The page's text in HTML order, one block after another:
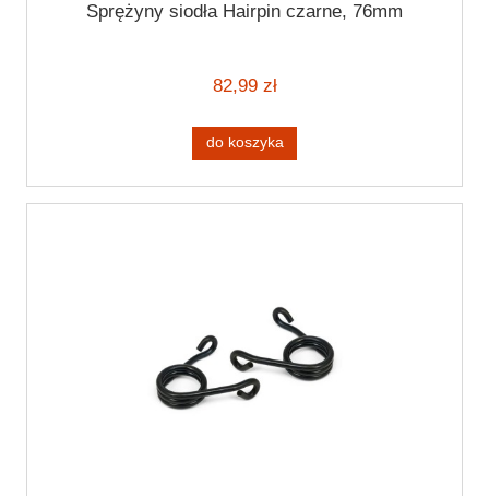
Sprężyny siodła Hairpin czarne, 76mm
82,99 zł
do koszyka